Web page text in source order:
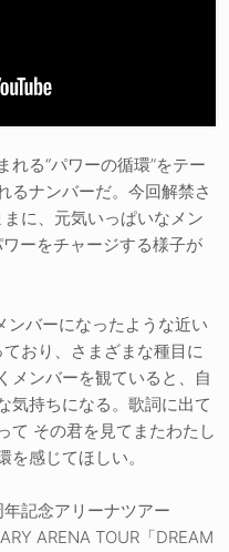
る“パワーの循環”をテー
るナンバーだ。今回解禁さ
に、元気いっぱいなメン
ーをチャージする様子が
ンバーになったような近い
おり、さまざまな種目に
メンバーを観ていると、自
気持ちになる。歌詞に出て
て その君を見てまたわたし
感じてほしい。
年記念アリーナツアー
ARENA TOUR「DREAM